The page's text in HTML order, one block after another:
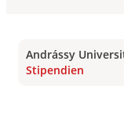
Andrássy
Stipendien